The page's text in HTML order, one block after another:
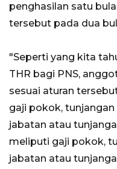
penghasilan satu
tersebut pada dua
"Seperti yang kita
THR bagi PNS,
sesuai aturan
gaji pokok,
jabatan atau
meliputi gaji pokok,
jabatan atau